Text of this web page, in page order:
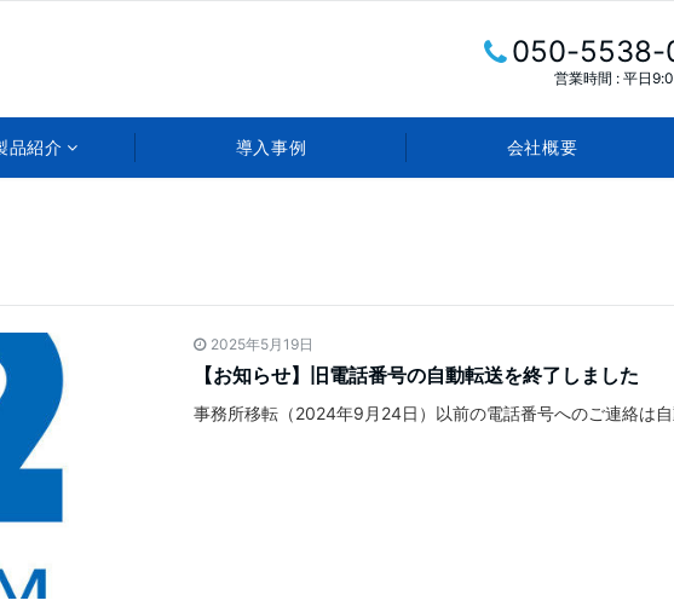
050-5538-
営業時間 : 平日
品紹介 導入事例 会社概要
2025年5月19日
【お知らせ】旧電話番号の自動転送を終了しました
事務所移転（2024年9月24日）以前の電話番号へのご連絡は